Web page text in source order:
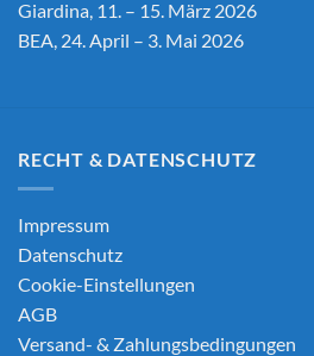
Giardina, 11. – 15. März 2026
BEA, 24. April – 3. Mai 2026
RECHT & DATENSCHUTZ
Impressum
Datenschutz
Cookie-Einstellungen
AGB
Versand- & Zahlungsbedingungen